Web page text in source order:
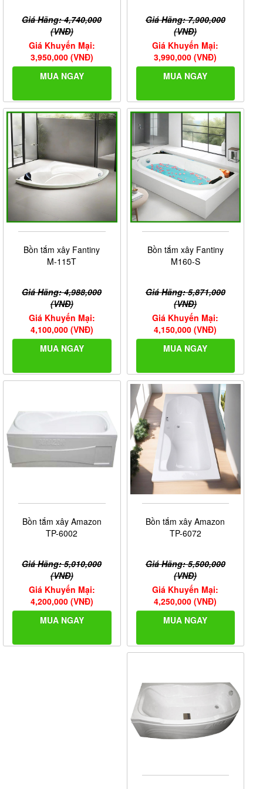
còn góp phần mang lại cho không gian phòng tắm sự sang
trọng vượt bậc.
Ảnh giấy chứng nhận Nội Thất Phương Đông là đại lý
cấp I của thương hiệuAppollodo công ty Appollo cung
cấp
Giá Hãng: 4,740,000
(VNĐ)
Giá Khuyến Mại:
3,950,000 (VNĐ)
MUA NGAY
Giá Hãng: 7,900,000
(VNĐ)
Giá Khuyến Mại:
3,990,000 (VNĐ)
MUA NGAY
Bồn tắm xây Fantiny
M-115T
Giá Hãng: 4,988,000
(VNĐ)
Giá Khuyến Mại:
4,100,000 (VNĐ)
MUA NGAY
Bồn tắm xây Fantiny
M160-S
Giá Hãng: 5,871,000
(VNĐ)
Giá Khuyến Mại:
4,150,000 (VNĐ)
MUA NGAY
Bồn tắm xây Amazon
TP-6002
Giá Hãng: 5,010,000
(VNĐ)
Giá Khuyến Mại:
4,200,000 (VNĐ)
MUA NGAY
Bồn tắm xây Amazon
TP-6072
Giá Hãng: 5,500,000
(VNĐ)
Giá Khuyến Mại:
4,250,000 (VNĐ)
MUA NGAY